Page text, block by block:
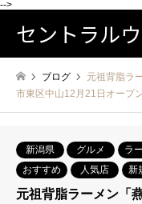
-->
セントラル
ブログ
元祖背脂ラ
市東区中山12月21日オープ
新潟県 グルメ
ラ
おすすめ
人気店 新
元祖背脂ラーメン「